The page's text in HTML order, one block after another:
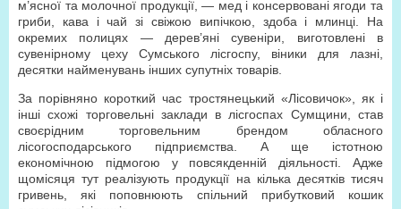
м’ясної та молочної продукції, — мед і консервовані ягоди та
гриби, кава і чай зі свіжою випічкою, здоба і млинці. На
окремих полицях — дерев’яні сувеніри, виготовлені в
сувенірному цеху Сумського лісгоспу, віники для лазні,
десятки найменувань інших супутніх товарів.
За порівняно короткий час тростянецький «Лісовичок», як і
інші схожі торговельні заклади в лісгоспах Сумщини, став
своєрідним торговельним брендом обласного
лісогосподарського підприємства. А ще істотною
економічною підмогою у повсякденній діяльності. Адже
щомісяця тут реалізують продукції на кілька десятків тисяч
гривень, які поповнюють спільний прибутковий кошик